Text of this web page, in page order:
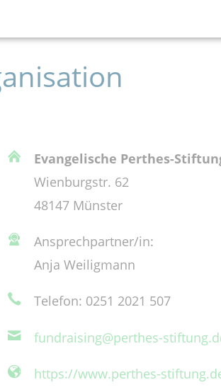
Evangelische Perthes-
Wienburgstr. 62
48147 Münster
Ansprechpartner/in:
Anja Weiligmann
Telefon: 0251 2021 507
fundraising@perthes-
https://www.perthes-